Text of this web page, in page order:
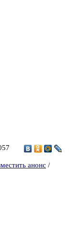
анонс /